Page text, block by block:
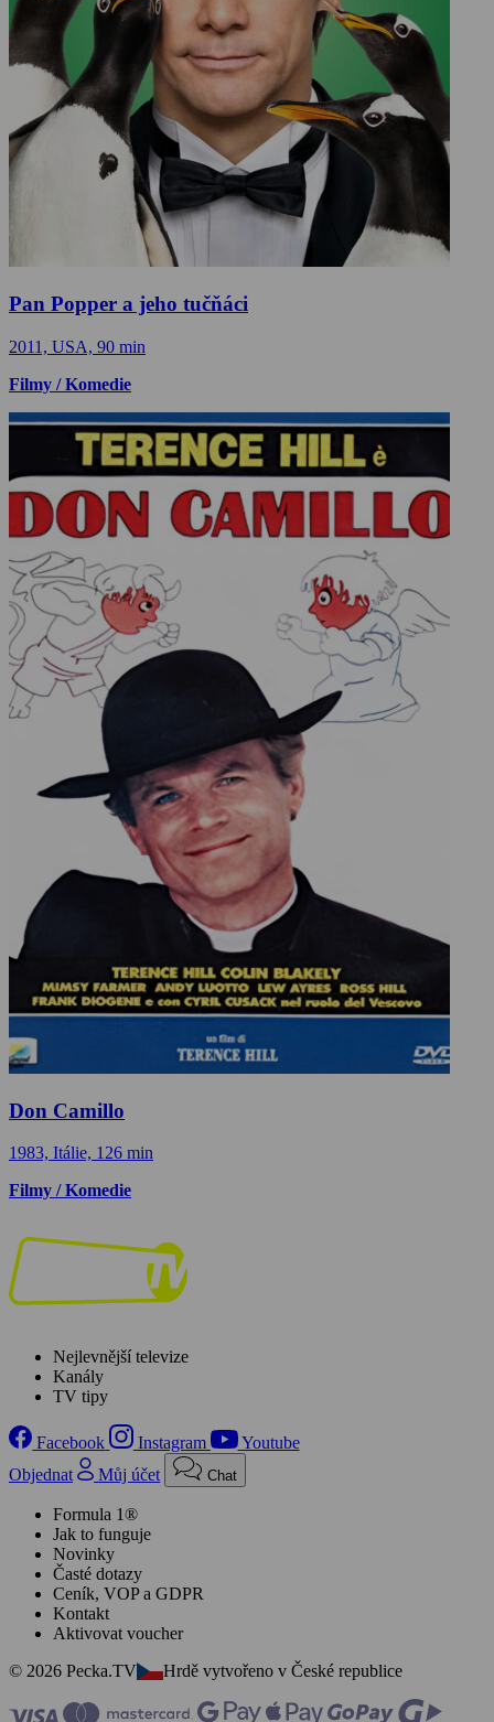
Pan Popper a jeho tučňáci
2011, USA, 90 min
Filmy / Komedie
Don Camillo
1983, Itálie, 126 min
Filmy / Komedie
Nejlevnější televize
Kanály
TV tipy
Facebook Instagram
Youtube
Objednat
Můj účet Chat
Formula 1®
Jak to funguje
Novinky
Časté dotazy
Ceník, VOP a GDPR
Kontakt
Aktivovat voucher
© 2026 Pecka.TV
Hrdě vytvořeno v České republice